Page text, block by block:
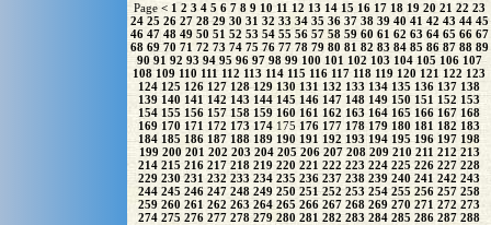
Page < 1 2 3 4 5 6 7 8 9 10 11 12 13 14 15 16 17 18 19 20 21 22 23
24 25 26 27 28 29 30 31 32 33 34 35 36 37 38 39 40 41 42 43 44 45
46 47 48 49 50 51 52 53 54 55 56 57 58 59 60 61 62 63 64 65 66 67
68 69 70 71 72 73 74 75 76 77 78 79 80 81 82 83 84 85 86 87 88 89
90 91 92 93 94 95 96 97 98 99 100 101 102 103 104 105 106 107
108 109 110 111 112 113 114 115 116 117 118 119 120 121 122 123
124 125 126 127 128 129 130 131 132 133 134 135 136 137 138
139 140 141 142 143 144 145 146 147 148 149 150 151 152 153
154 155 156 157 158 159 160 161 162 163 164 165 166 167 168
169 170 171 172 173 174 175 176 177 178 179 180 181 182 183
184 185 186 187 188 189 190 191 192 193 194 195 196 197 198
199 200 201 202 203 204 205 206 207 208 209 210 211 212 213
214 215 216 217 218 219 220 221 222 223 224 225 226 227 228
229 230 231 232 233 234 235 236 237 238 239 240 241 242 243
244 245 246 247 248 249 250 251 252 253 254 255 256 257 258
259 260 261 262 263 264 265 266 267 268 269 270 271 272 273
274 275 276 277 278 279 280 281 282 283 284 285 286 287 288